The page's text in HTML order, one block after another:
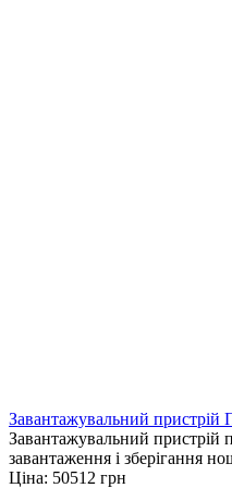
Завантажувальний пристрій
Завантажувальний пристрій
завантаження і зберігання
Ціна: 50512 грн